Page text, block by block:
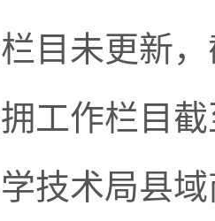
目未更新
工作栏目
技术局县